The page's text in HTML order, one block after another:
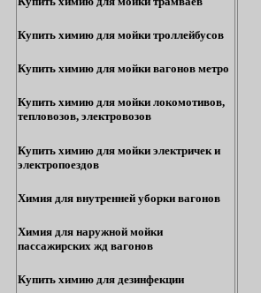
Купить химию для мойки троллейбусов
Купить химию для мойки вагонов метро
Купить химию для мойки локомотивов,
тепловозов, электровозов
Купить химию для мойки электричек и
электропоездов
Химия для внутренней уборки вагонов
Химия для наружной мойки
пассажирских жд вагонов
Купить химию для дезинфекции